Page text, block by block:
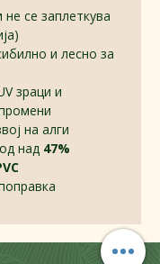
се заплеткува
и лесно за
зраци и
на алги
над 47%